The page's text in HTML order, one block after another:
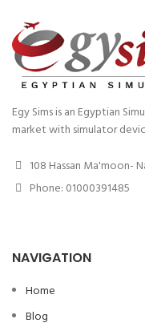
Egy Sims is an Egyptian
market with simulator
108 Hassan Ma'moon-
Phone: 01000391485
NAVIGATION
Home
Blog